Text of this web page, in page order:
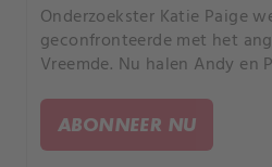
Onderzoekster Katie Paige
geconfronteerde met het
Vreemde. Nu halen Andy en
te leggen is dat het landgoed
aanwezigheid reageert.
ABONNEER NU